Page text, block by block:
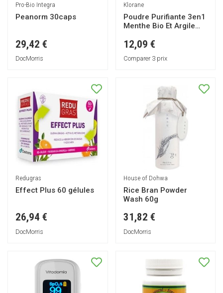
Pro-Bio Integra
Peanorm 30caps
29,42 €
DocMorris
Klorane
Poudre Purifiante 3en1
Menthe Bio Et Argile
12,09 €
Comparer 3 prix
Redugras
Effect Plus 60 gélules
26,94 €
DocMorris
House of Dohwa
Rice Bran Powder
Wash 60g
31,82 €
DocMorris